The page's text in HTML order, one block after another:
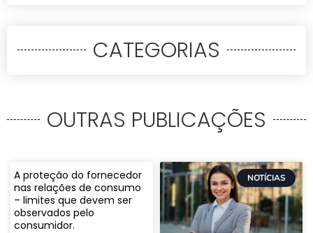
CATEGORIAS
OUTRAS PUBLICAÇÕES
A proteção do fornecedor
nas relações de consumo
– limites que devem ser
observados pelo
consumidor.
NOTÍCIAS